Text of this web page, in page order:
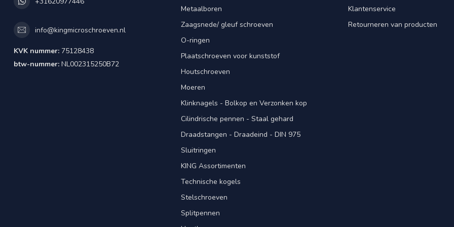
info@kingmicroschroeven.nl
KVK nummer: 75128438
btw-nummer: NL002315250B72
Metaalboren
Zaagsnede/ gleuf schroeven
O-ringen
Plaatschroeven voor kunststof
Houtschroeven
Moeren
Klinknagels - Bolkop en Verzonken kop
Cilindrische pennen - Staal gehard
Draadstangen - Draadeind - DIN 975
Sluitringen
KING Assortimenten
Technische kogels
Stelschroeven
Splitpennen
Klantenservice
Retourneren van producten